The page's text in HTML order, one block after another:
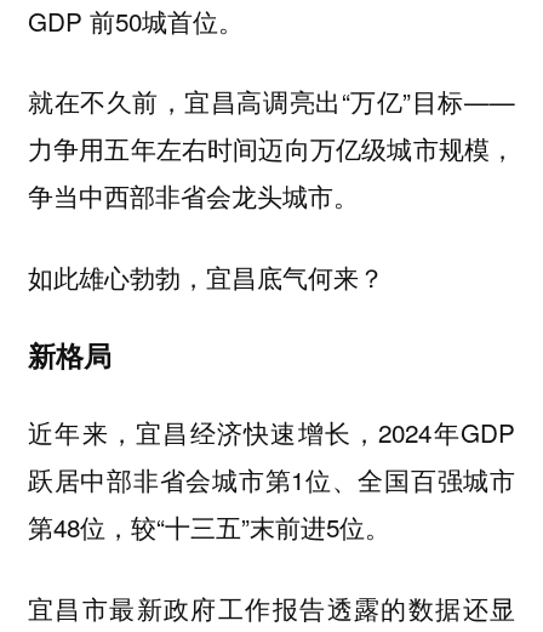
GDP 前50城首位。
就在不久前，宜昌高调亮出“万亿”目标——
力争用五年左右时间迈向万亿级城市规模，
争当中西部非省会龙头城市。
如此雄心勃勃，宜昌底气何来？
新格局
近年来，宜昌经济快速增长，2024年GDP
跃居中部非省会城市第1位、全国百强城市
第48位，较“十三五”末前进5位。
宜昌市最新政府工作报告透露的数据还显